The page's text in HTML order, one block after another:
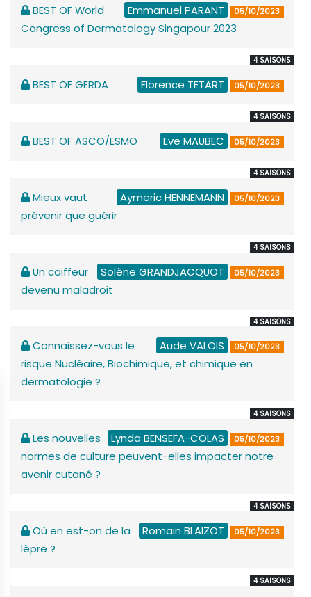
Emmanuel PARANT 05/10/2023
BEST OF World
Congress of Dermatology Singapour 2023
4 SAISONS
Florence TETART 05/10/2023
BEST OF GERDA
4 SAISONS
Eve MAUBEC 05/10/2023
BEST OF ASCO/ESMO
4 SAISONS
Aymeric HENNEMANN 05/10/2023
Mieux vaut
prévenir que guérir
4 SAISONS
Solène GRANDJACQUOT 05/10/2023
Un coiffeur
devenu maladroit
4 SAISONS
Aude VALOIS 05/10/2023
Connaissez-vous le
risque Nucléaire, Biochimique, et chimique en
dermatologie ?
4 SAISONS
Lynda BENSEFA-COLAS 05/10/2023
Les nouvelles
normes de culture peuvent-elles impacter notre
avenir cutané ?
4 SAISONS
Romain BLAIZOT 05/10/2023
Où en est-on de la
lèpre ?
4 SAISONS